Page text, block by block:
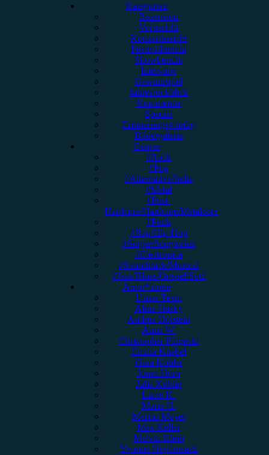
Kategorien
Rezension
Vorbericht
Konzertbericht
Festivalbericht
Showbericht
Interview
Gewinnspiel
Jahresrückblick
Kommentar
Special
Erinnerungswürdig
Bildergalerie
Genres
#Rock
#Pop
#Alternative/Indie
#Metal
#Post-
Hardcore/Hardcore/Metalcore
#Punk
#Rap/Hip-Hop
#Singer/Songwriter
#Electronica
#Soundtrack/Musical
#Jazz/Blues/Gospel/Soul
Autor*innen
Unser Team
Alina Hasky
Andrea Holstein
Anna W.
Christopher Filipecki
Emilia Knebel
Gina Köhler
Jonas Horn
Julia Köhler
Lucie K.
Marie H.
Marius Meyer
Max Keller
Melvin Klein
Yvonne Hopfensack